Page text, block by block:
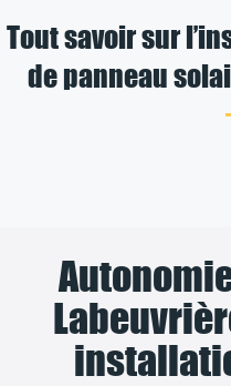
Tout savoir sur
de panneau